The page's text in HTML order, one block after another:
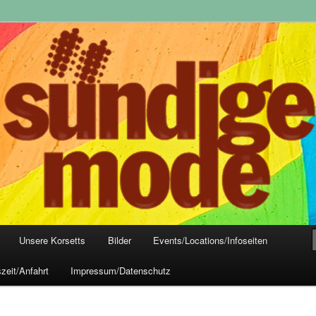
Frankfurt
Mode, Club- und Dark-Wear seit 2004
Unsere Korsetts Bilder Events/Locations/Infoseiten
Anfahrt Impressum/Datenschutz